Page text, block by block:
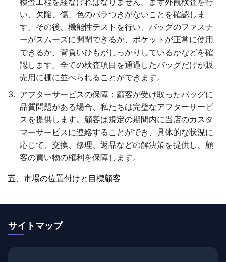
い、欠陥、傷、色のバラつきがないことを確認しま
す。その後、機能性テストを行い、バッグのファスナ
ーがスムーズに開閉できるか、ポケットが正常に使用
できるか、背負いひもがしっかりしているかなどを確
認します。全ての検査項目を通過したバッグだけが販
売用に棚に並べられることができます。
アフターサービスの保障 ：顧客が受け取ったバッグに
品質問題がある場合、私たちは完璧なアフターサービ
スを提供します。顧客は規定の期間内に当店のカスタ
マーサービスに連絡することができ、具体的な状況に
応じて、交換、修理、返品などの解決策を提供し、顧
客の買い物の権利を保障します。
五、市場の位置付けと目標顧客
サイトマップ